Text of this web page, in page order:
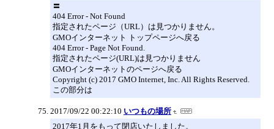
〓
404 Error - Not Found
指定されたページ（URL）は見つかりません。
GMOインターネット トップページへ戻る
404 Error - Page Not Found.
指定されたページ(URL)は見つかりません
GMOインターネットのページへ戻る
Copyright (c) 2017 GMO Internet, Inc. All Rights Reserved.
この部分は
2017/09/22 00:22:10 いつもの場所
2017年1月をもって閉店いたしました。